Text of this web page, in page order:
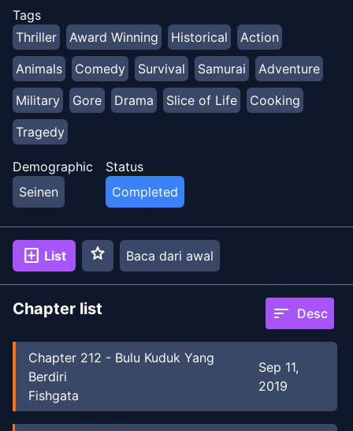
peta harta karun bertato di punggung banyak
narapidana yang kini dalam pelarian. Bersama dengan
gadis Ainu Asirpa, Sugimoto memulai perburuan harta
karun paling mematikan dalam sejarah. Karena siapa
pun yang memburu emas ini rela berjalan di atas
mayat...
Tags
Thriller
Award Winning Historical
Action
Animals
Comedy Survival Samurai
Adventure
Military
Gore Drama Slice of Life
Cooking
Tragedy
Demographic
Seinen
Status
Completed
add_box List star Baca dari awal
Chapter list sort Desc
Chapter 212 - Bulu Kuduk Yang
Berdiri
Fishgata
Sep 11,
2019